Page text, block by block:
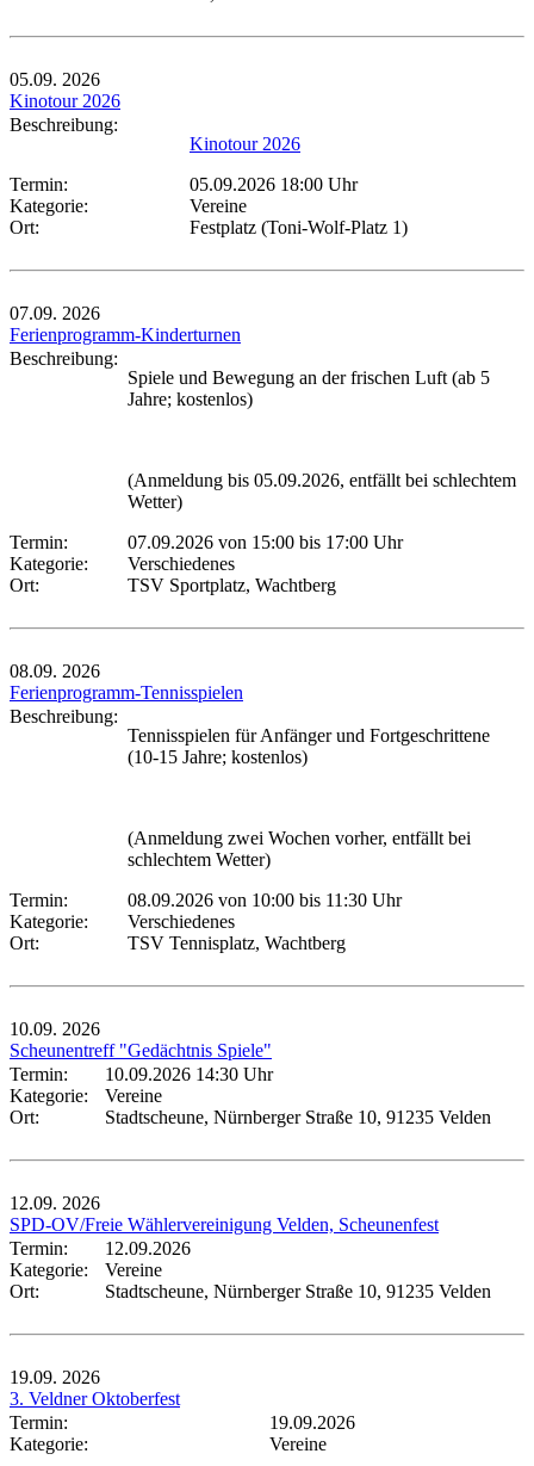
05.09. 2026
Kinotour 2026
Beschreibung:
Kinotour 2026
Termin:
05.09.2026 18:00 Uhr
Kategorie:
Vereine
Ort:
Festplatz (Toni-Wolf-Platz 1)
07.09. 2026
Ferienprogramm-Kinderturnen
Beschreibung:
Spiele und Bewegung an der frischen Luft (ab 5
Jahre; kostenlos)
(Anmeldung bis 05.09.2026, entfällt bei schlechtem
Wetter)
Termin:
07.09.2026 von 15:00 bis 17:00 Uhr
Kategorie:
Verschiedenes
Ort:
TSV Sportplatz, Wachtberg
08.09. 2026
Ferienprogramm-Tennisspielen
Beschreibung:
Tennisspielen für Anfänger und Fortgeschrittene
(10-15 Jahre; kostenlos)
(Anmeldung zwei Wochen vorher, entfällt bei
schlechtem Wetter)
Termin:
08.09.2026 von 10:00 bis 11:30 Uhr
Kategorie:
Verschiedenes
Ort:
TSV Tennisplatz, Wachtberg
10.09. 2026
Scheunentreff "Gedächtnis Spiele"
Termin:
10.09.2026 14:30 Uhr
Kategorie:
Vereine
Ort:
Stadtscheune, Nürnberger Straße 10, 91235 Velden
12.09. 2026
SPD-OV/Freie Wählervereinigung Velden, Scheunenfest
Termin:
12.09.2026
Kategorie:
Vereine
Ort:
Stadtscheune, Nürnberger Straße 10, 91235 Velden
19.09. 2026
3. Veldner Oktoberfest
Termin:
19.09.2026
Kategorie:
Vereine